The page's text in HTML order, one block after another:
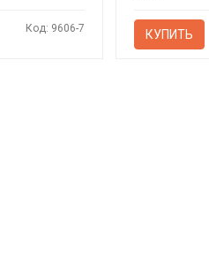
Код: 9606-7 КУПИТЬ